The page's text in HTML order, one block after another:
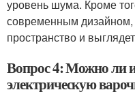
уровень шума. Кроме
современным дизайном,
пространство и
Вопрос 4: Можно ли
электрическую